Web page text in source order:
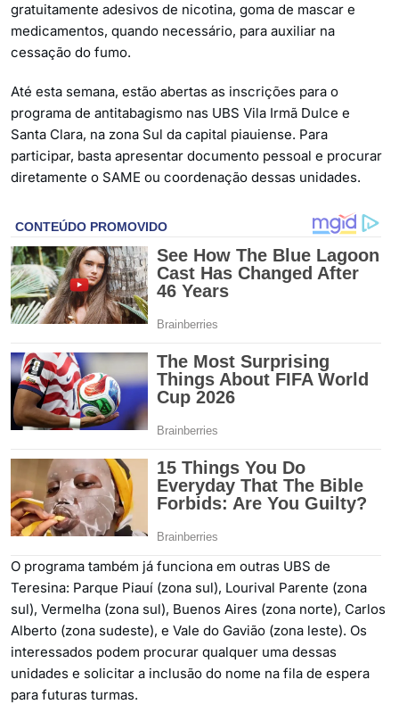
gratuitamente adesivos de nicotina, goma de mascar e
medicamentos, quando necessário, para auxiliar na
cessação do fumo.
Até esta semana, estão abertas as inscrições para o
programa de antitabagismo nas UBS Vila Irmã Dulce e
Santa Clara, na zona Sul da capital piauiense. Para
participar, basta apresentar documento pessoal e procurar
diretamente o SAME ou coordenação dessas unidades.
O programa também já funciona em outras UBS de
Teresina: Parque Piauí (zona sul), Lourival Parente (zona
sul), Vermelha (zona sul), Buenos Aires (zona norte), Carlos
Alberto (zona sudeste), e Vale do Gavião (zona leste). Os
interessados podem procurar qualquer uma dessas
unidades e solicitar a inclusão do nome na fila de espera
para futuras turmas.